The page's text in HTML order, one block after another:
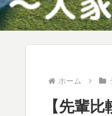
ホーム
【先輩